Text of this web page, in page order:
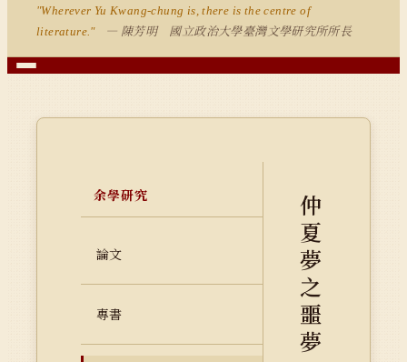
"Wherever Yu Kwang-chung is, there is the centre of
literature."
— 陳芳明 國立政治大學臺灣文學研究所所長
余學研究
論文
專書
仲
夏
夢
之
噩
夢